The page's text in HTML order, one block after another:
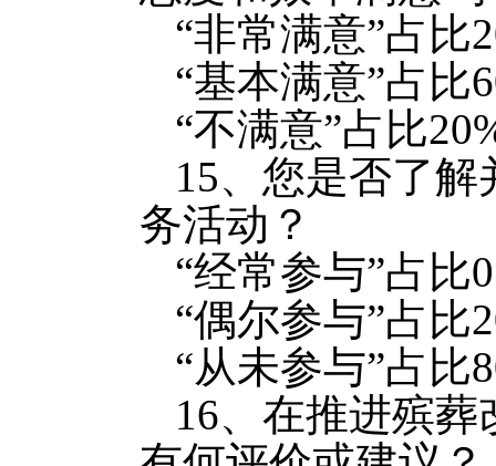
“非常满意”占比
“基本满意”占比
“不满意”占比
15、您是否了
务活动？
“经常参与”占比0
“偶尔参与”占比
“从未参与”占比
16、在推进殡